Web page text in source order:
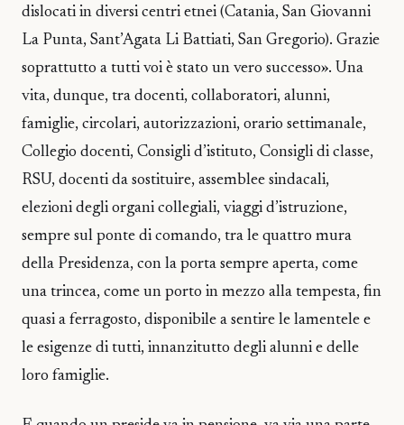
dislocati in diversi centri etnei (Catania, San Giovanni
La Punta, Sant’Agata Li Battiati, San Gregorio). Grazie
soprattutto a tutti voi è stato un vero successo». Una
vita, dunque, tra docenti, collaboratori, alunni,
famiglie, circolari, autorizzazioni, orario settimanale,
Collegio docenti, Consigli d’istituto, Consigli di classe,
RSU, docenti da sostituire, assemblee sindacali,
elezioni degli organi collegiali, viaggi d’istruzione,
sempre sul ponte di comando, tra le quattro mura
della Presidenza, con la porta sempre aperta, come
una trincea, come un porto in mezzo alla tempesta, fin
quasi a ferragosto, disponibile a sentire le lamentele e
le esigenze di tutti, innanzitutto degli alunni e delle
loro famiglie.